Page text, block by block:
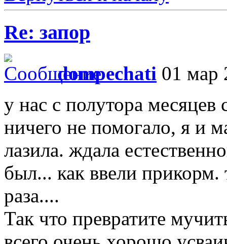
Re: запор
dompechati 01 мар
у нас с полутора месяцев
ничего не помогало, я и
лазила. ждала
был... как ввели прикорм.
раза....
Так что превратите